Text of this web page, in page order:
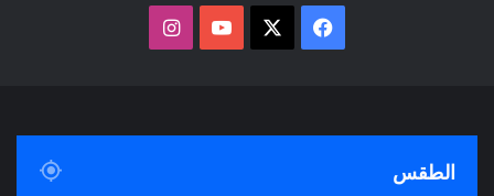
الطقس